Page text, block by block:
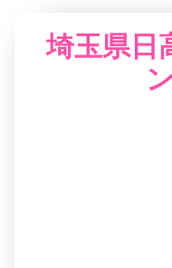
埼玉県日